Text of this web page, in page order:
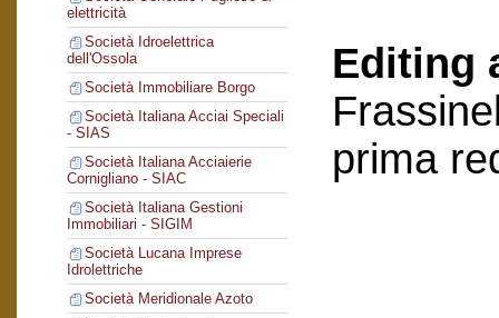
elettricità
Società Idroelettrica
dell'Ossola
Società Immobiliare Borgo
Società Italiana Acciai Speciali
- SIAS
Società Italiana Acciaierie
Cornigliano - SIAC
Società Italiana Gestioni
Immobiliari - SIGIM
Società Lucana Imprese
Idrolettriche
Società Meridionale Azoto
Editing
prima